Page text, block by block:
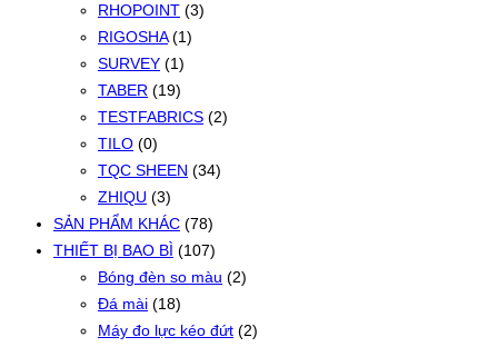
RHOPOINT (3)
RIGOSHA (1)
SURVEY (1)
TABER (19)
TESTFABRICS (2)
TILO (0)
TQC SHEEN (34)
ZHIQU (3)
SẢN PHẨM KHÁC (78)
THIẾT BỊ BAO BÌ (107)
Bóng đèn so màu (2)
Đá mài (18)
Máy đo lực kéo đứt (2)